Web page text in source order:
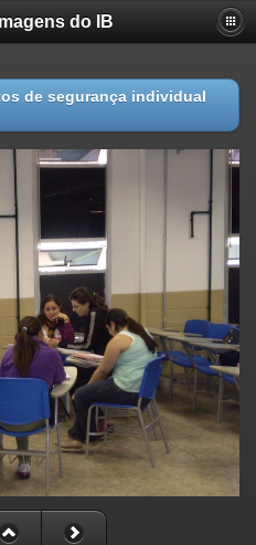
do IB
de segurança individual